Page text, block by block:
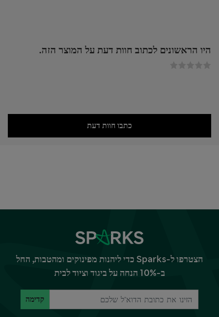
היו הראשונים לכתוב חוות דעת על המוצר הזה.
כתבו חוות דעת
הצטרפו ל-Sparks כדי ליהנות מפינוקים ומהטבות, החל
ב-10% הנחה על ביגוד וציוד לבית
קדימה